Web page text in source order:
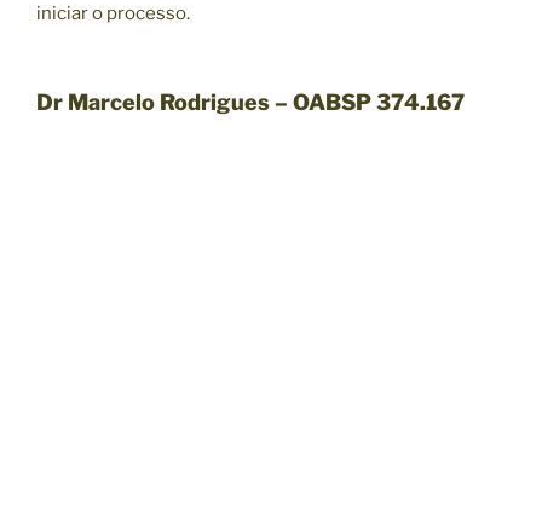
iniciar o processo.
Dr Marcelo Rodrigues – OABSP 374.167